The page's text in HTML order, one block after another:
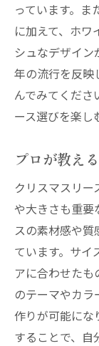
っています。ま
に加えて、ホワ
シュなデザイン
年の流行を反映
んでみてくださ
ース選びを楽し
プロが教え
クリスマスリ
や大きさも重要
スの素材感や
ています。サイ
アに合わせたも
のテーマやカ
作りが可能にな
することで、自